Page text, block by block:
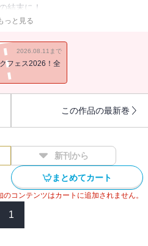
結末に！
生まれ変わった風紀委員長・鈴木
バナナを使って興奮させようとす
！
っと見る
2026.08.11まで
フェス2026！全
この作品の最新巻
新刊から
まとめてカート
コンテンツはカートに追加されません。
1